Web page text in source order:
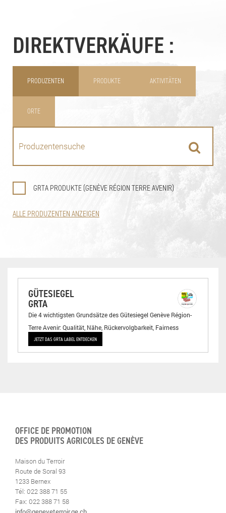
DIREKTVERKÄUFE :
PRODUZENTEN PRODUKTE AKTIVITÄTEN
ORTE
GRTA PRODUKTE (GENÈVE RÉGION TERRE AVENIR)
ALLE PRODUZENTEN ANZEIGEN
GÜTESIEGEL
GRTA
Die 4 wichtigsten Grundsätze des Gütesiegel Genève Région-
Terre Avenir: Qualität, Nähe, Rückervolgbarkeit, Fairness
JETZT DAS GRTA LABEL ENTDECKEN
OFFICE DE PROMOTION
DES PRODUITS AGRICOLES DE GENÈVE
Maison du Terroir
Route de Soral 93
1233 Bernex
Tél: 022 388 71 55
Fax: 022 388 71 58